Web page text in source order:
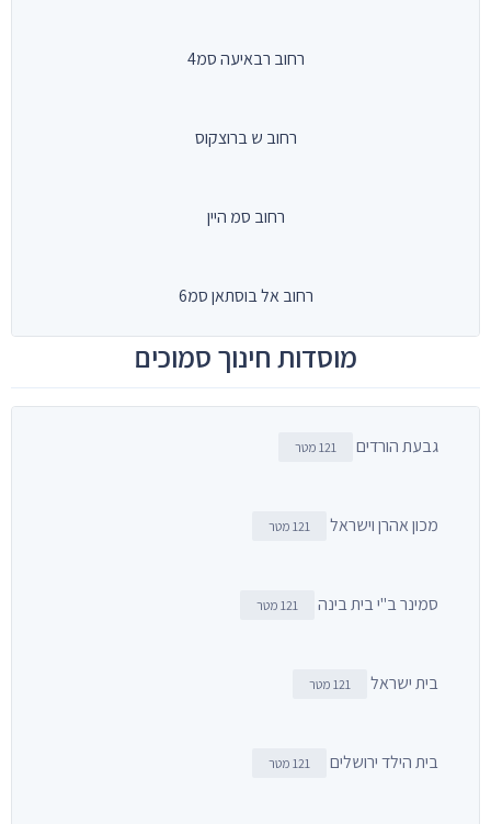
רחוב רבאיעה סמ4
רחוב ש ברוצקוס
רחוב סמ היין
רחוב אל בוסתאן סמ6
מוסדות חינוך סמוכים
גבעת הורדים 121 מטר
מכון אהרן וישראל 121 מטר
סמינר ב"י בית בינה 121 מטר
בית ישראל 121 מטר
בית הילד ירושלים 121 מטר